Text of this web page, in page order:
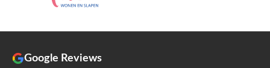
Google Reviews